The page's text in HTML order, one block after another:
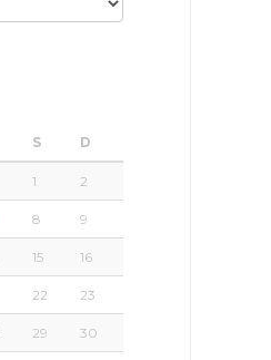
S D
1 2
8 9
15 16
22 23
29 30